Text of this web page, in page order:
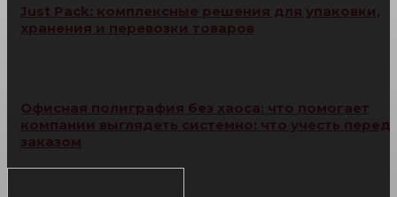
Just Pack: комплексные решения для упаковки,
хранения и перевозки товаров
Офисная полиграфия без хаоса: что помогает
компании выглядеть системно: что учесть перед
заказом